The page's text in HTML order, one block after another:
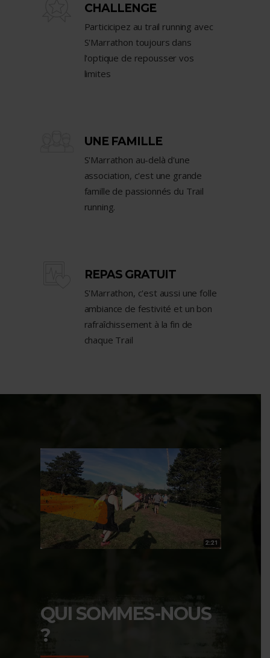
CHALLENGE
Particicipez au trail running avec
S'Marrathon toujours dans
l'optique de repousser vos
limites
UNE FAMILLE
S'Marrathon au-delà d'une
association, c'est une grande
famille de passionnés du Trail
running.
REPAS GRATUIT
S'Marrathon, c'est aussi une folle
ambiance de festivité et un bon
rafraîchissement à la fin de
chaque Trail
QUI SOMMES-NOUS
?